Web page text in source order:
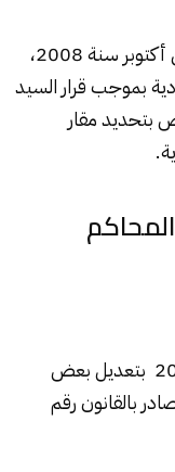
وتم العمل بهذا القانون اعتبارا من الأول من أكتوبر سنة 2008،
بموجب قرار السيد
لسنة 2008 والخاص بتحديد مقار
وافق مجلس النواب في أغسطس عام 2019 بتعديل بعض
بالقانون رقم